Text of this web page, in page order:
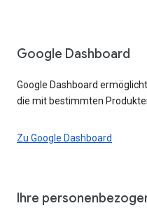
Google Dashboard
Google Dashboard
die mit bestimmten
Zu Google Dashboard
Ihre